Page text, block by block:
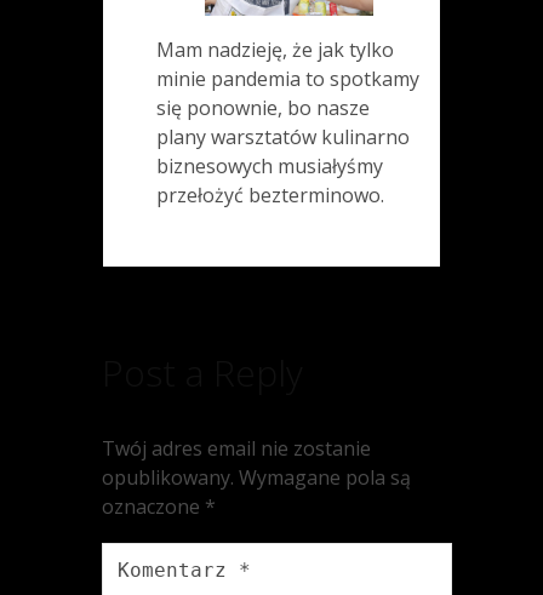
Mam nadzieję, że jak tylko
minie pandemia to spotkamy
się ponownie, bo nasze
plany warsztatów kulinarno
biznesowych musiałyśmy
przełożyć bezterminowo.
Twój adres email nie zostanie
opublikowany. Wymagane pola są
oznaczone *